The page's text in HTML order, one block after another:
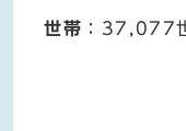
世帯 ：37,077